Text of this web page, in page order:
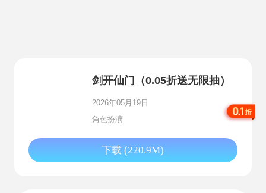
剑开仙门（0.05折送无限抽）
2026年05月19日
角色扮演
下载 (220.9M)